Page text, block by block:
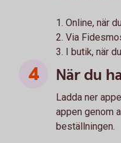
1. Online, när
2. Via
3. I butik, när
När du
Ladda ner
appen genom
beställningen.